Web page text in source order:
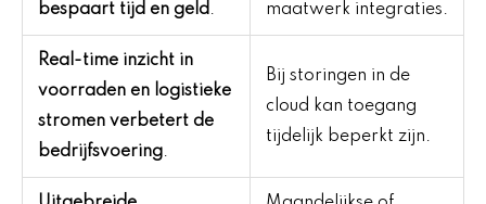
bespaart tijd en geld.
maatwerk integraties.
Real-time inzicht in
voorraden en logistieke
stromen verbetert de
bedrijfsvoering.
Bij storingen in de
cloud kan toegang
tijdelijk beperkt zijn.